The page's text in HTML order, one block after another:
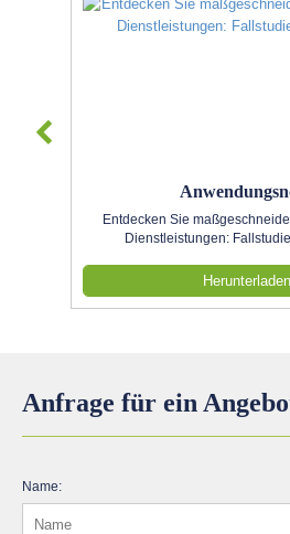
Entdecken Sie
Dienstleistungen:
Herunterladen
Anfrage für ein
Name: